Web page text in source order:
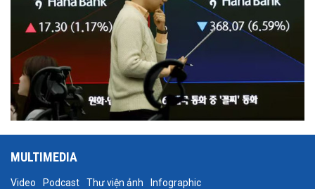
MULTIMEDIA
Video Podcast Thư viện ảnh Infographic